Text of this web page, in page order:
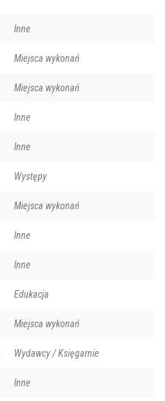
Inne
Miejsca wykonań
Miejsca wykonań
Inne
Inne
Występy
Miejsca wykonań
Inne
Inne
Edukacja
Miejsca wykonań
Wydawcy / Księgarnie
Inne